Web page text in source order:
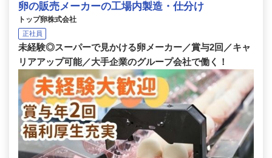
卵の販売メーカーの工場内製造・仕分け
トップ卵株式会社
正社員
未経験◎スーパーで見かける卵メーカー／賞与2回／キャ
リアアップ可能／大手企業のグループ会社で働く！